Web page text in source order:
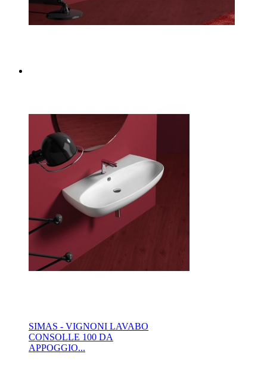
SIMAS - VIGNONI LAVABO
CONSOLLE 100 DA
APPOGGIO...